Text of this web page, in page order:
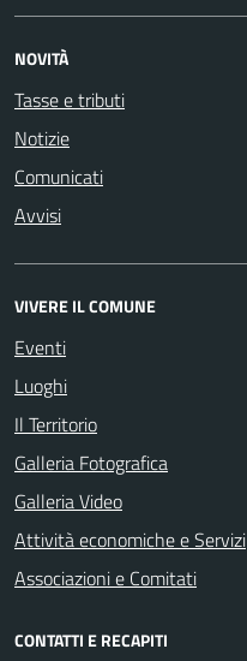
NOVITÀ
Tasse e tributi
Notizie
Comunicati
Avvisi
VIVERE IL COMUNE
Eventi
Luoghi
Il Territorio
Galleria Fotografica
Galleria Video
Attività economiche e Servizi
Associazioni e Comitati
CONTATTI E RECAPITI